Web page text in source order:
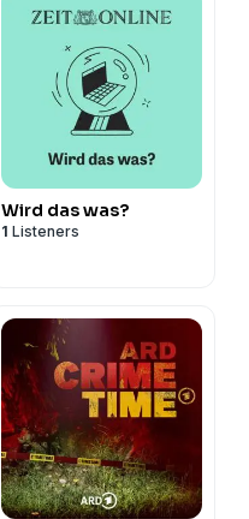
Wird das was?
1 Listeners